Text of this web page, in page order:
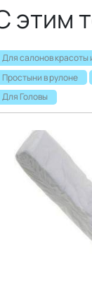
этим
Для салонов красоты
Простыни в рулоне
Для Головы